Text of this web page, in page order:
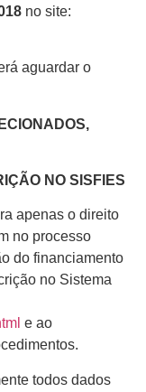
no site:
aguardar o
NO SISFIES
apenas o direito
no processo
do financiamento
no Sistema
e ao
todos dados